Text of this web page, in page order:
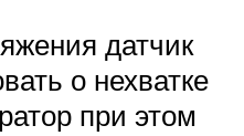
датчик
о нехватке
при этом